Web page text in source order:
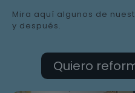
Mira aquí algunos de
y después.
Quiero